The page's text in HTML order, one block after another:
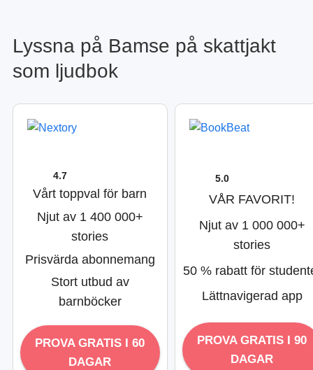
Lyssna på Bamse på skattjakt
som ljudbok
4.7
Vårt toppval för barn
Njut av 1 400 000+
stories
Prisvärda abonnemang
Stort utbud av
barnböcker
PROVA GRATIS I 60
DAGAR
5.0
VÅR FAVORIT!
Njut av 1 000 000+
stories
50 % rabatt för
Lättnavigerad app
PROVA GRATIS I 90
DAGAR